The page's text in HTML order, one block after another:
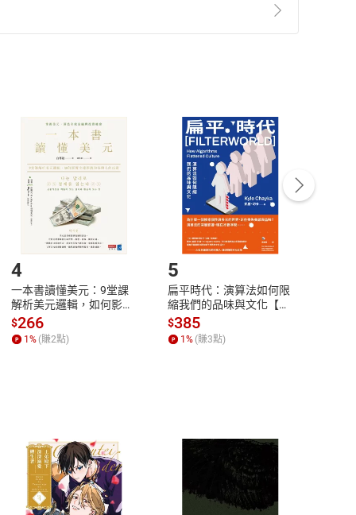
第2條第5款之規定，「非以有形媒介提供之數位
點選「瀏覽訂單明細」 「申請取消訂單/退
貨。
付款方式
Payment
完成訂單
Complete
號，下載書籍後看書
4
一本書讀懂美元：9堂課
解析美元邏輯，如何影響
全球經濟和每個人的投資
【電子書】
$266
1% (賺2點)
5
扁平時代：演算法如何限
縮我們的品味與文化【電
子書】
$385
1% (賺3點)